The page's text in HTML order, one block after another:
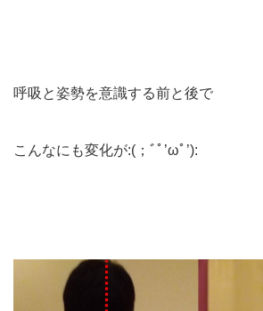
呼吸と姿勢を意識する前と後で
こんなにも変化が:(；ﾞﾟ’ωﾟ’):